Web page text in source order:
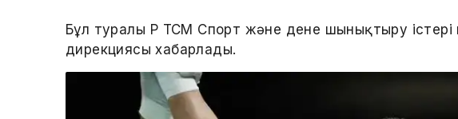
Бұл туралы ҚР ТСМ Спорт және дене шынықтыру
дирекциясы хабарлады.